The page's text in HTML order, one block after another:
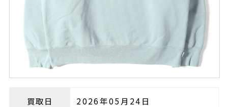
買取日 2026年05月24日